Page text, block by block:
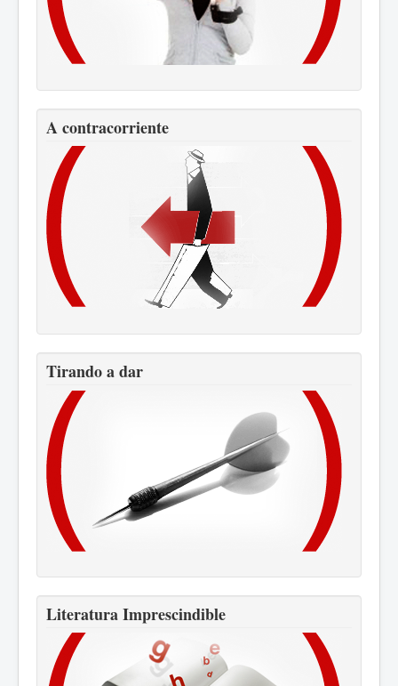
A contracorriente
Tirando a dar
Literatura Imprescindible